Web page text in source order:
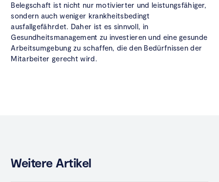
Belegschaft ist nicht nur motivierter und leistungsfähiger,
sondern auch weniger krankheitsbedingt
ausfallgefährdet. Daher ist es sinnvoll, in
Gesundheitsmanagement zu investieren und eine gesunde
Arbeitsumgebung zu schaffen, die den Bedürfnissen der
Mitarbeiter gerecht wird.
Weitere Artikel